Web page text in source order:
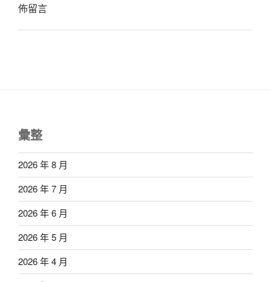
佈留言
彙整
2026 年 8 月
2026 年 7 月
2026 年 6 月
2026 年 5 月
2026 年 4 月